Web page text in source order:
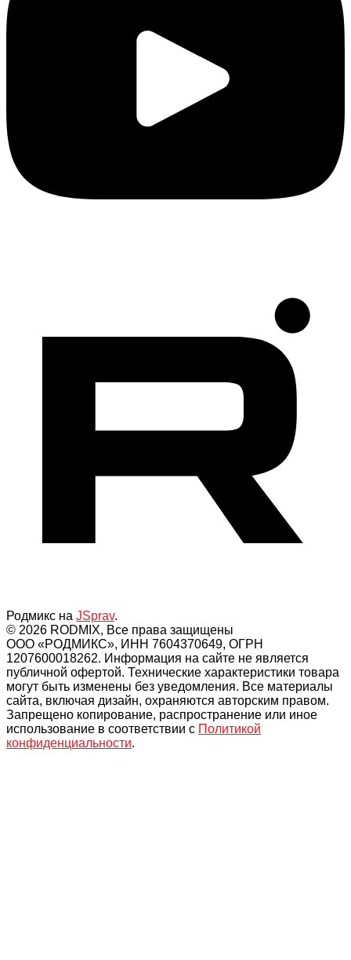
Родмикс на JSprav.
© 2026 RODMIX, Все права защищены
ООО «РОДМИКС», ИНН 7604370649, ОГРН
1207600018262. Информация на сайте не является
публичной офертой. Технические характеристики товара
могут быть изменены без уведомления. Все материалы
сайта, включая дизайн, охраняются авторским правом.
Запрещено копирование, распространение или иное
использование в соответствии с Политикой
конфиденциальности.